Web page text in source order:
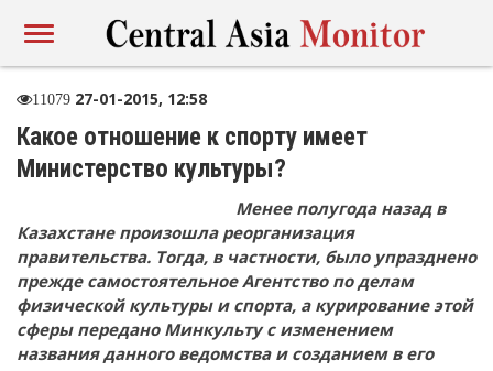
11079 27-01-2015, 12:58
Какое отношение к спорту имеет
Министерство культуры?
Менее полугода назад в
Казахстане произошла реорганизация
правительства. Тогда, в частности, было упразднено
прежде самостоятельное Агентство по делам
физической культуры и спорта, а курирование этой
сферы передано Минкульту с изменением
названия данного ведомства и созданием в его